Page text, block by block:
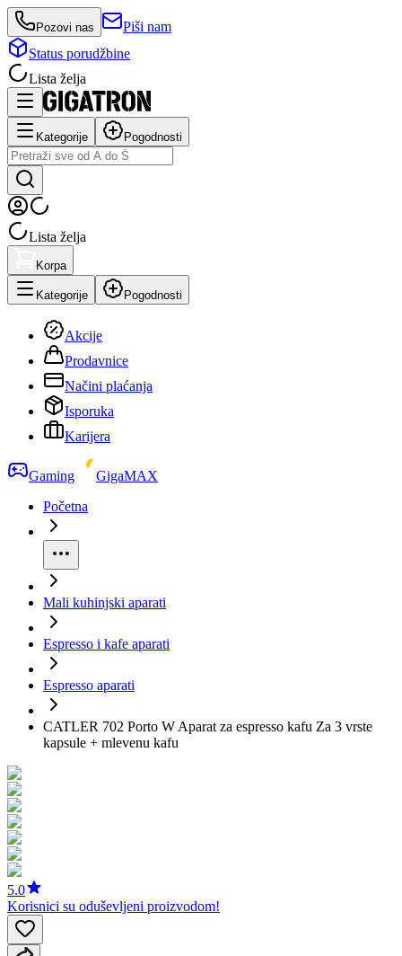
Pozovi nas
Piši nam
Status porudžbine
Lista želja
Kategorije Pogodnosti
Lista želja
Korpa
Kategorije Pogodnosti
Akcije
Prodavnice
Načini plaćanja
Isporuka
Karijera
Gaming
GigaMAX
Početna
Mali kuhinjski aparati
Espresso i kafe aparati
Espresso aparati
CATLER 702 Porto W Aparat za espresso kafu Za 3 vrste
kapsule + mlevenu kafu
5.0
Korisnici su oduševljeni proizvodom!